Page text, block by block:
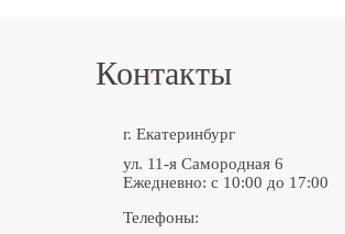
Контакты
г. Екатеринбург
ул. 11-я Самородная 6
Ежедневно: с 10:00 до 17:00
Телефоны: